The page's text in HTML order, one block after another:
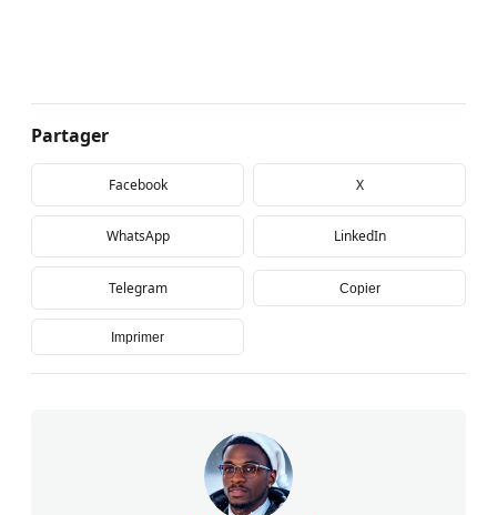
Partager
Facebook X
WhatsApp LinkedIn
Telegram Copier
Imprimer